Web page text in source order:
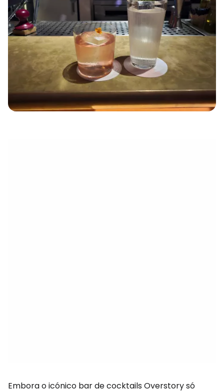
Embora o icónico bar de cocktails Overstory só
eletrónico